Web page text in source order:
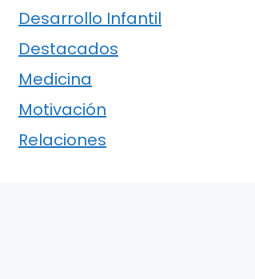
Desarrollo Infantil
Destacados
Medicina
Motivación
Relaciones